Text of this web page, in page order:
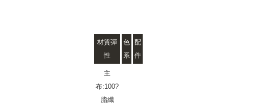
材質彈
性
色
系
配
件
主
布:100?
脂纖